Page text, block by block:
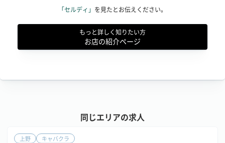
「セルディ」 を見たとお伝えください。
もっと詳しく知りたい方
お店の紹介ページ
同じエリアの求人
上野 キャバクラ